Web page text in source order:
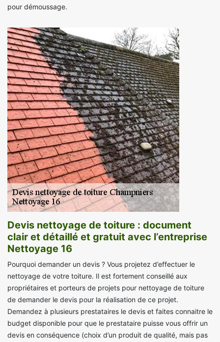
pour démoussage.
Devis nettoyage de toiture : document
clair et détaillé et gratuit avec l’entreprise
Nettoyage 16
Pourquoi demander un devis ? Vous projetez d’effectuer le
nettoyage de votre toiture. Il est fortement conseillé aux
propriétaires et porteurs de projets pour nettoyage de toiture
de demander le devis pour la réalisation de ce projet.
Demandez à plusieurs prestataires le devis et faites connaitre le
budget disponible pour que le prestataire puisse vous offrir un
devis en conséquence (choix d’un produit de qualité, mais pas